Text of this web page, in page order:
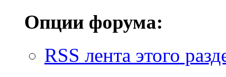
Опции форума:
RSS лента этого